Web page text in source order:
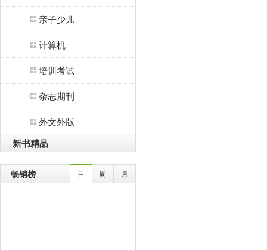
亲子少儿
计算机
培训考试
杂志期刊
外文外版
新书精品
畅销榜 日 周 月